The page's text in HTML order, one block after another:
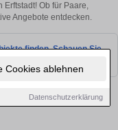
Cookies ablehnen
Datenschutzerklärung
Erftstadt! Ob für Paare,
Angebote entdecken.
finden. Schauen Sie